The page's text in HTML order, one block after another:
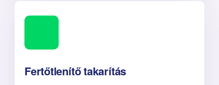
Fertőtlenítő takarítás